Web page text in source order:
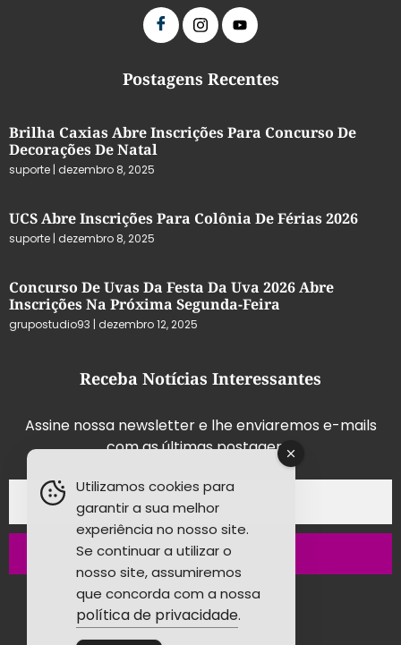
Postagens Recentes
Brilha Caxias Abre Inscrições Para Concurso De
Decorações De Natal
suporte dezembro 8, 2025
UCS Abre Inscrições Para Colônia De Férias 2026
suporte dezembro 8, 2025
Concurso De Uvas Da Festa Da Uva 2026 Abre
Inscrições Na Próxima Segunda-Feira
grupostudio93 dezembro 12, 2025
Receba Notícias Interessantes
Assine nossa newsletter e lhe enviaremos e-mails
com as últimas postagens.
Inscrever-se
Utilizamos cookies para
garantir a sua melhor
experiência no nosso site.
Se continuar a utilizar o
nosso site, assumiremos
que concorda com a nossa
política de privacidade.